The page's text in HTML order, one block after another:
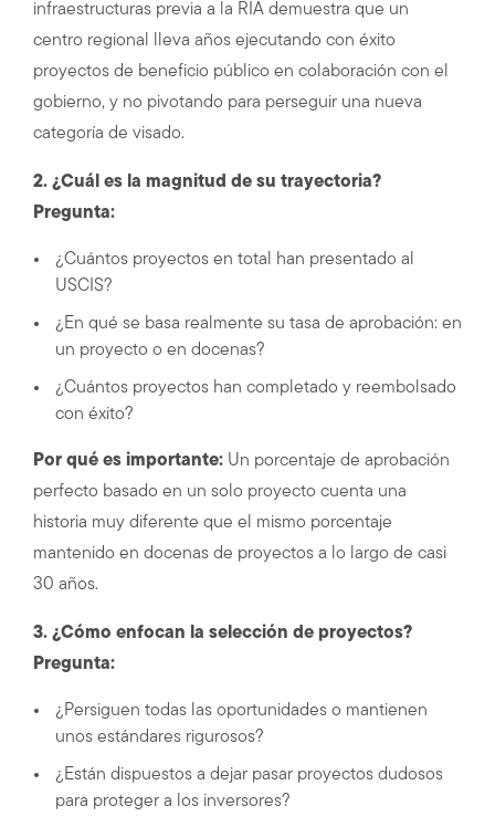
infraestructuras previa a la RIA demuestra que un
centro regional lleva años ejecutando con éxito
proyectos de beneficio público en colaboración con el
gobierno, y no pivotando para perseguir una nueva
categoría de visado.
2. ¿Cuál es la magnitud de su trayectoria?
Pregunta:
¿Cuántos proyectos en total han presentado al
USCIS?
¿En qué se basa realmente su tasa de aprobación: en
un proyecto o en docenas?
¿Cuántos proyectos han completado y reembolsado
con éxito?
Por qué es importante:Un porcentaje de aprobación
perfecto basado en un solo proyecto cuenta una
historia muy diferente que el mismo porcentaje
mantenido en docenas de proyectos a lo largo de casi
30 años.
3. ¿Cómo enfocan la selección de proyectos?
Pregunta:
¿Persiguen todas las oportunidades o mantienen
unos estándares rigurosos?
¿Están dispuestos a dejar pasar proyectos dudosos
para proteger a los inversores?